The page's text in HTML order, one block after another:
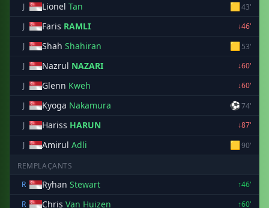
J
Lionel Tan 🟨43'
J
Faris RAMLI
↓46'
J
Shah Shahiran 🟨53'
J
Nazrul NAZARI
↓60'
J
Glenn Kweh
↓60'
J
Kyoga Nakamura ⚽74'
J
Hariss HARUN
↓87'
J
Amirul Adli 🟨90'
REMPLAÇANTS
R
Ryhan Stewart
↑46'
R
Chris Van Huizen
↑60'